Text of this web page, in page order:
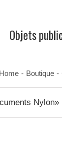
Objets
Home - Boutique -